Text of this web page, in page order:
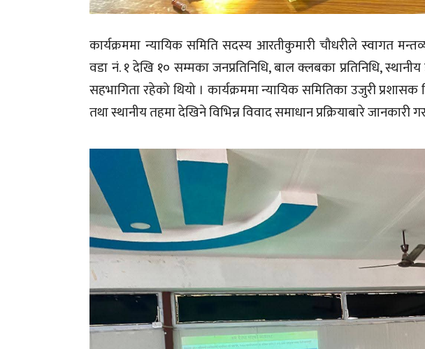
कार्यक्रममा न्यायिक समिति सदस्य आरतीकुमारी चौधरीले स्वागत
वडा नं. १ देखि १० सम्मका जनप्रतिनिधि, बाल क्लबका प्रतिनिधि,
सहभागिता रहेको थियो । कार्यक्रममा न्यायिक समितिका उजुरी
तथा स्थानीय तहमा देखिने विभिन्न विवाद समाधान प्रक्रियाबारे जानकारी